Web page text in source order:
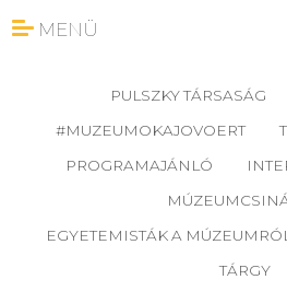
MENÜ
PULSZKY TÁRSASÁG
#MUZEUMOKAJOVOERT
PROGRAMAJÁNLÓ
EGYETEMISTÁK A MÚZEUMRÓL
TÁRGY